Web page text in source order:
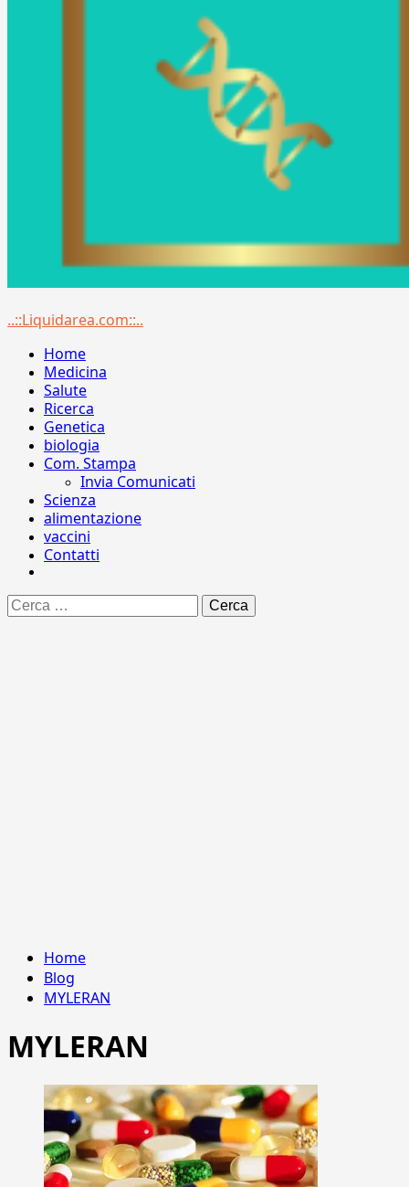
Menu
..::Liquidarea.com::..
Home
Medicina
Salute
Ricerca
Genetica
biologia
Com. Stampa
Invia Comunicati
Scienza
alimentazione
vaccini
Contatti
Ricerca
per:
Home
Blog
MYLERAN
MYLERAN